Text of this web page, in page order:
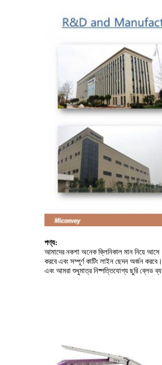
পণ্য:
আমাদের নকশা অনেক ক্লিনিকাল মান নিয়ে
করবে এবং সম্পূর্ণ কাটিং লাইন ছেদন অর্জন
এবং আমরা শুধুমাত্র নিষ্পত্তিযোগ্য ছুরি ব্লেড